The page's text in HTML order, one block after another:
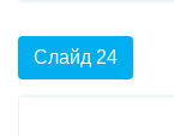
Слайд 24